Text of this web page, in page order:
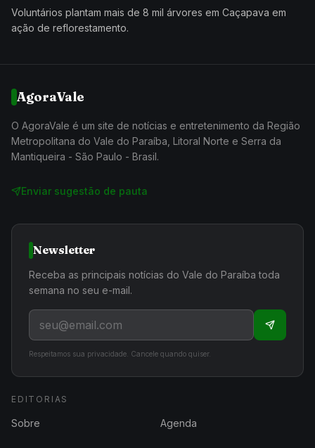
Voluntários plantam mais de 8 mil árvores em Caçapava em
ação de reflorestamento.
AgoraVale
O AgoraVale é um site de notícias e entretenimento da Região
Metropolitana do Vale do Paraíba, Litoral Norte e Serra da
Mantiqueira - São Paulo - Brasil.
Enviar sugestão de pauta
Newsletter
Receba as principais notícias do Vale do Paraíba toda
semana no seu e-mail.
Respeitamos sua privacidade. Cancele quando quiser.
EDITORIAS
Sobre Agenda